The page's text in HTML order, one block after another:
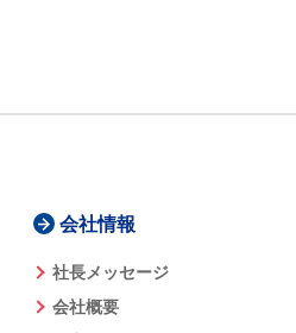
会社情報
社長メッセージ
会社概要